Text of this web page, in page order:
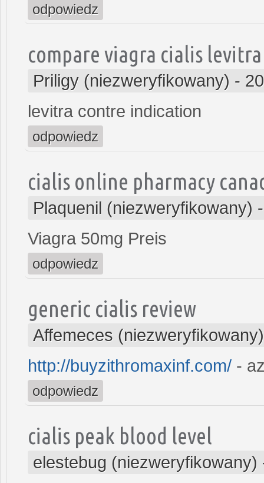
odpowiedz
compare viagra cialis levitra
Priligy (niezweryfikowany) -
levitra contre indication
odpowiedz
cialis online pharmacy
Plaquenil (niezweryfikowany)
Viagra 50mg Preis
odpowiedz
generic cialis review
Affemeces (niezweryfikowany)
http://buyzithromaxinf.com/ -
odpowiedz
cialis peak blood level
elestebug (niezweryfikowany)